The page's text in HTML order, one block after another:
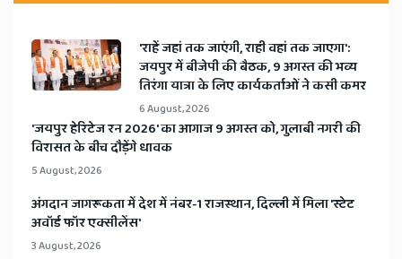
'राहें जहां तक जाएंगी, राही वहां तक जाएगा':
जयपुर में बीजेपी की बैठक, 9 अगस्त की भव्य
तिरंगा यात्रा के लिए कार्यकर्ताओं ने कसी कमर
6 August, 2026
​'जयपुर हेरिटेज रन 2026' का आगाज 9 अगस्त को, गुलाबी नगरी की
विरासत के बीच दौड़ेंगे धावक
5 August, 2026
अंगदान जागरूकता में देश में नंबर-1 राजस्थान, दिल्ली में मिला 'स्टेट
अवॉर्ड फॉर एक्सीलेंस'
3 August, 2026